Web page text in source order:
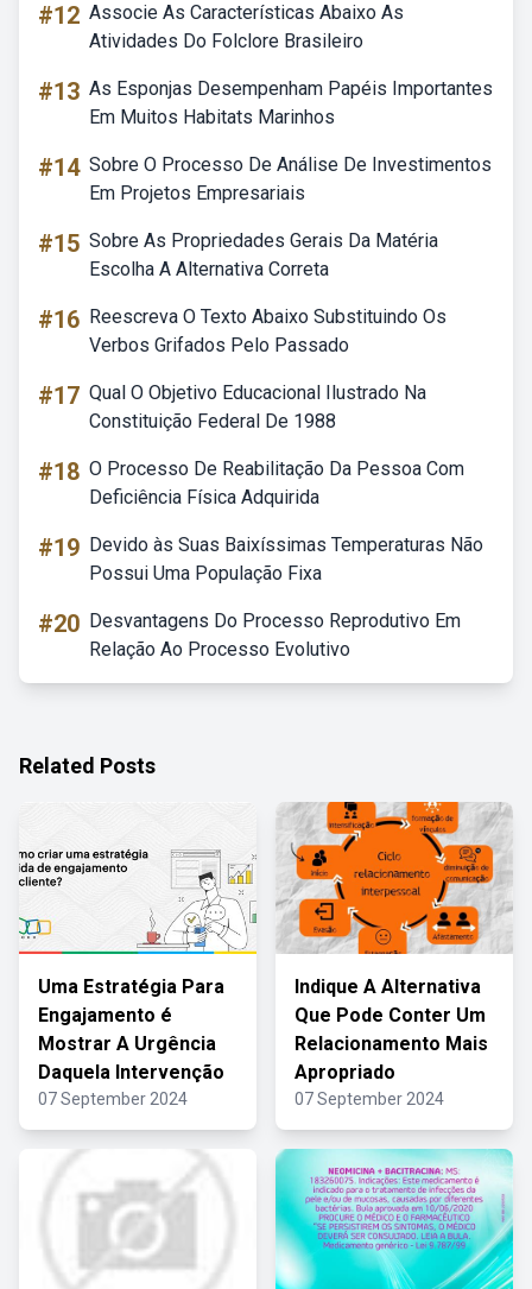
#12 Associe As Características Abaixo As
Atividades Do Folclore Brasileiro
#13 As Esponjas Desempenham Papéis Importantes
Em Muitos Habitats Marinhos
#14 Sobre O Processo De Análise De Investimentos
Em Projetos Empresariais
#15 Sobre As Propriedades Gerais Da Matéria
Escolha A Alternativa Correta
#16 Reescreva O Texto Abaixo Substituindo Os
Verbos Grifados Pelo Passado
#17 Qual O Objetivo Educacional Ilustrado Na
Constituição Federal De 1988
#18 O Processo De Reabilitação Da Pessoa Com
Deficiência Física Adquirida
#19 Devido às Suas Baixíssimas Temperaturas Não
Possui Uma População Fixa
#20 Desvantagens Do Processo Reprodutivo Em
Relação Ao Processo Evolutivo
Related Posts
Uma Estratégia Para
Engajamento é
Mostrar A Urgência
Daquela Intervenção
07 September 2024
Indique A Alternativa
Que Pode Conter Um
Relacionamento Mais
Apropriado
07 September 2024